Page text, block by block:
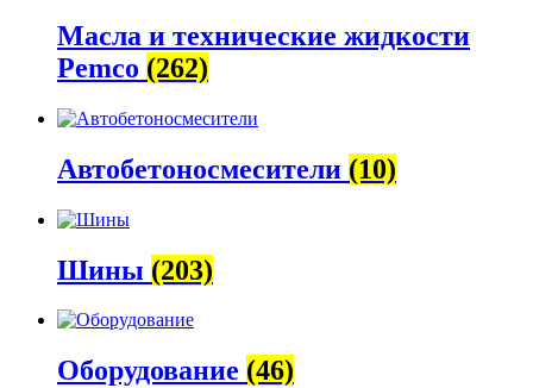
Масла и технические жидкости
Pemco (262)
Автобетоно­смесители (10)
Шины (203)
Оборудование (46)